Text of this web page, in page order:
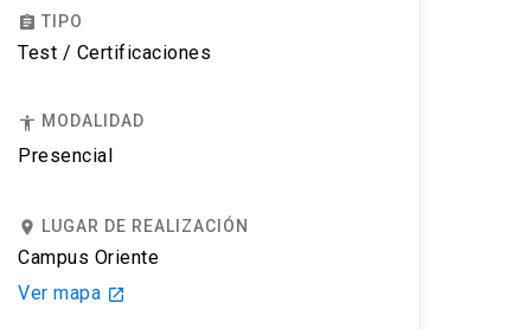
assignment TIPO
Test / Certificaciones
accessibility MODALIDAD
Presencial
place LUGAR DE REALIZACIÓN
Campus Oriente
Ver mapa launch